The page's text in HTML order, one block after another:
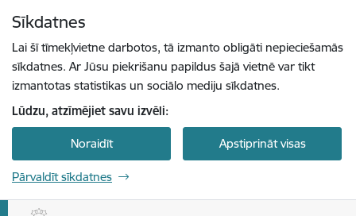
Sīkdatnes
Lai šī tīmekļvietne darbotos, tā izmanto obligāti nepieciešamās
sīkdatnes. Ar Jūsu piekrišanu papildus šajā vietnē var tikt
izmantotas statistikas un sociālo mediju sīkdatnes.
Lūdzu, atzīmējiet savu izvēli:
Noraidīt Apstiprināt visas
Pārvaldīt sīkdatnes